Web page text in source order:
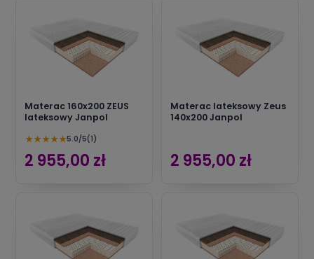
Materac 160x200 ZEUS
lateksowy Janpol
★★★★★5.0/5(1)
2 955,00 zł
Materac lateksowy Zeus
140x200 Janpol
2 955,00 zł